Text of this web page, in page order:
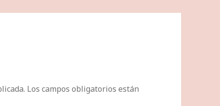
Los campos obligatorios están